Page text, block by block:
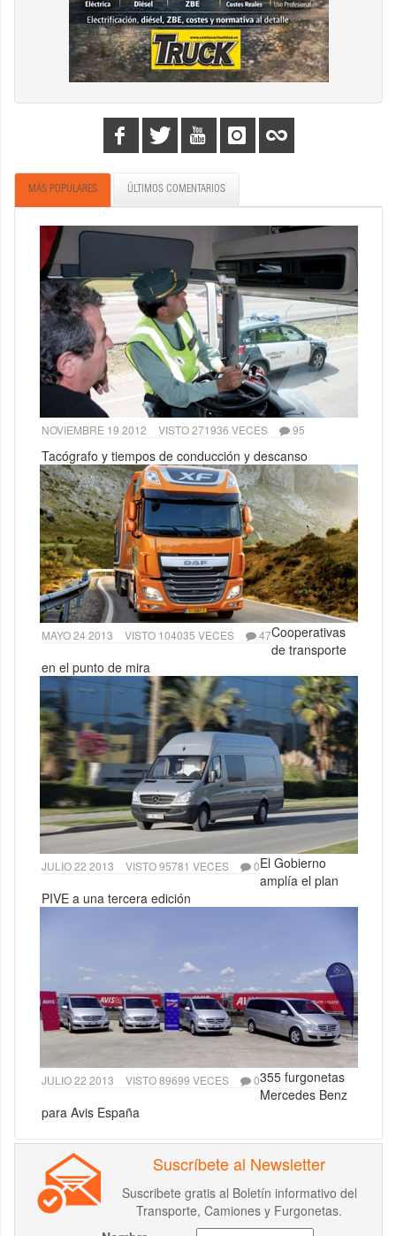
MÁS POPULARES ÚLTIMOS COMENTARIOS
NOVIEMBRE 19 2012 VISTO 271936 VECES 95
Tacógrafo y tiempos de conducción y descanso
MAYO 24 2013 VISTO 104035 VECES 47Cooperativas
de transporte
en el punto de mira
JULIO 22 2013 VISTO 95781 VECES 0El Gobierno
amplía el plan
PIVE a una tercera edición
JULIO 22 2013 VISTO 89699 VECES 0355 furgonetas
Mercedes Benz
para Avis España
Suscríbete al Newsletter
Suscribete gratis al Boletín informativo del
Transporte, Camiones y Furgonetas.